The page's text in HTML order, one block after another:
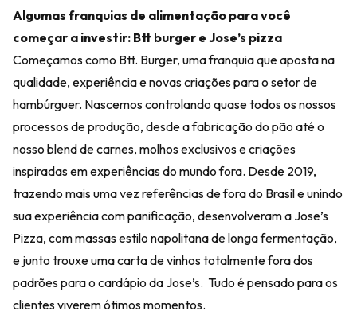
Algumas franquias de alimentação para você
começar a investir: Btt burger e Jose’s pizza
Começamos como Btt. Burger, uma franquia que aposta na
qualidade, experiência e novas criações para o setor de
hambúrguer. Nascemos controlando quase todos os nossos
processos de produção, desde a fabricação do pão até o
nosso blend de carnes, molhos exclusivos e criações
inspiradas em experiências do mundo fora. Desde 2019,
trazendo mais uma vez referências de fora do Brasil e unindo
sua experiência com panificação, desenvolveram a Jose’s
Pizza, com massas estilo napolitana de longa fermentação,
e junto trouxe uma carta de vinhos totalmente fora dos
padrões para o cardápio da Jose’s. Tudo é pensado para os
clientes viverem ótimos momentos.